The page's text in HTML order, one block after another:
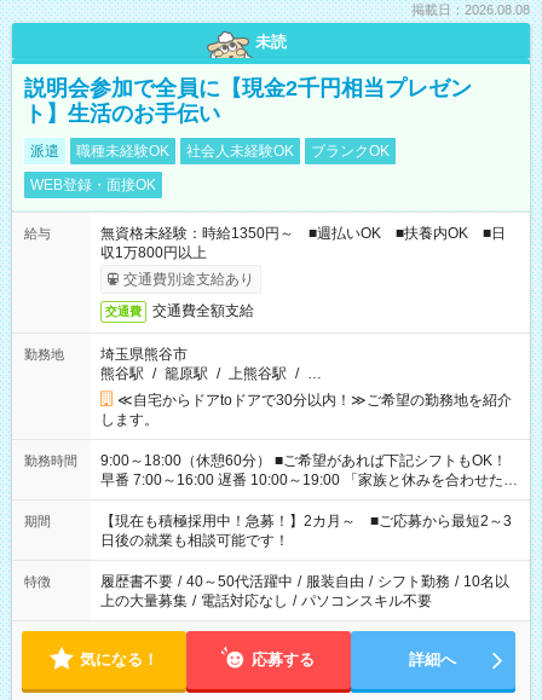
掲載日：2026.08.08
未読
説明会参加で全員に【現金2千円相当プレゼン
ト】生活のお手伝い
派遣 職種未経験OK 社会人未経験OK
ブランクOK
WEB登録・面接OK
給与
無資格未経験：時給1350円～ ■週払いOK ■扶養内OK ■日
収1万800円以上
交通費別途支給あり
交通費 交通費全額支給
勤務地
埼玉県熊谷市
熊谷駅 / 籠原駅 / 上熊谷駅 / …
≪自宅からドアtoドアで30分以内！≫ご希望の勤務地を紹介
します。
勤務時間
9:00～18:00（休憩60分） ■ご希望があれば下記シフトもOK！
早番 7:00～16:00 遅番 10:00～19:00 「家族と休みを合わせた
い」 「余裕を持って夕飯の準備がしたい」 「できれば残業はし
たくない」 など、ご希望を教えてくださいね。 ※Wワーク希望
の方へ 今ご覧のお仕事で希望する勤務時間と、もう1つのお仕事
の勤務時間。 合計で週40時間を超える場合は応募できません。
期間
【現在も積極採用中！急募！】2カ月～ ■ご応募から最短2～3
日後の就業も相談可能です！
特徴 履歴書不要 / 40～50代活躍中 / 服装自由 / シフト勤務 / 10名以
上の大量募集 / 電話対応なし / パソコンスキル不要
気になる！ 応募する 詳細へ